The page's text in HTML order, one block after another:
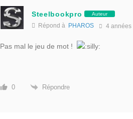
Steelbookpro Auteur
Répond à PHAROS 4 années
Pas mal le jeu de mot !
0 Répondre